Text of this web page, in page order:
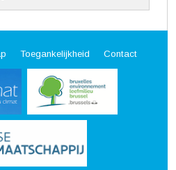
Toegankelijkheid Contact